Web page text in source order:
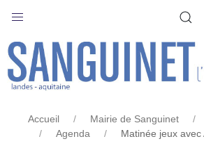
MATINÉE JEUX AVEC
Accueil Mairie de Sanguinet
Agenda
Matinée jeux avec